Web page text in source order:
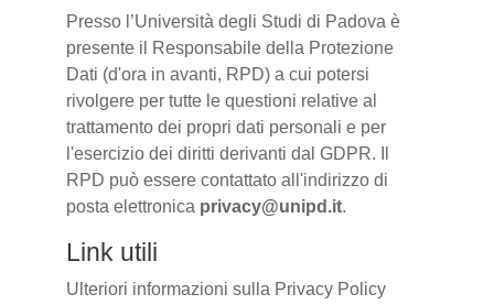
Presso l’Università degli Studi di Padova è
presente il Responsabile della Protezione
Dati (d'ora in avanti, RPD) a cui potersi
rivolgere per tutte le questioni relative al
trattamento dei propri dati personali e per
l'esercizio dei diritti derivanti dal GDPR. Il
RPD può essere contattato all'indirizzo di
posta elettronica privacy@unipd.it.
Link utili
Ulteriori informazioni sulla Privacy Policy